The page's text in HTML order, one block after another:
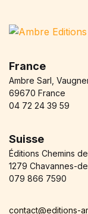
France
Ambre Sarl,
69670 France
04 72 24 39 59
Suisse
Éditions Chemins
1279 Chavannes-
079 866 7590
contact@editions-